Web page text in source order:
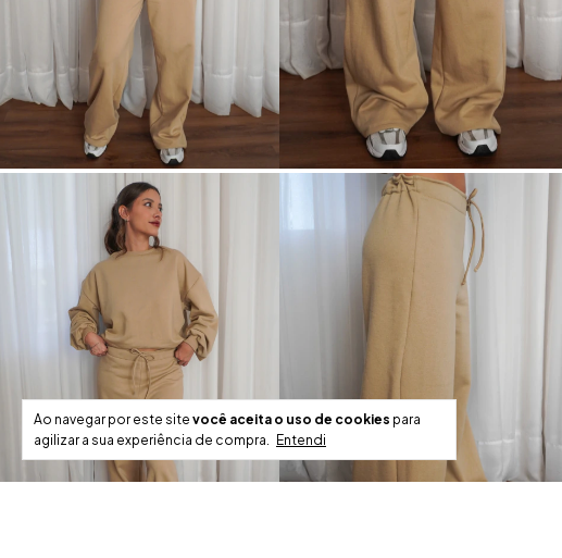
Ao navegar por este site você aceita o uso de cookies para
agilizar a sua experiência de compra. Entendi